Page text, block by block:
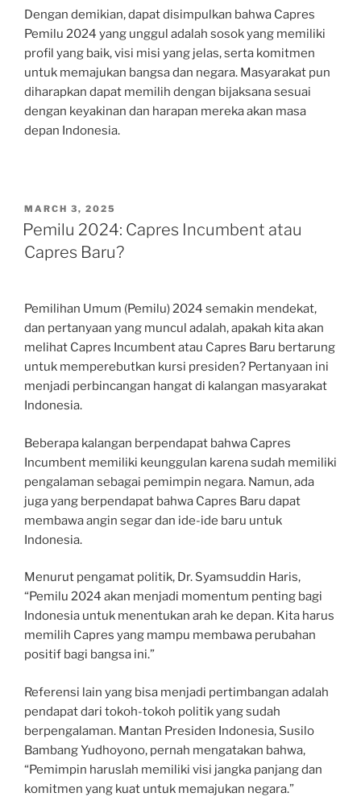
Dengan demikian, dapat disimpulkan bahwa Capres
Pemilu 2024 yang unggul adalah sosok yang memiliki
profil yang baik, visi misi yang jelas, serta komitmen
untuk memajukan bangsa dan negara. Masyarakat pun
diharapkan dapat memilih dengan bijaksana sesuai
dengan keyakinan dan harapan mereka akan masa
depan Indonesia.
POSTED
ON
MARCH 3, 2025
Pemilu 2024: Capres Incumbent atau
Capres Baru?
Pemilihan Umum (Pemilu) 2024 semakin mendekat,
dan pertanyaan yang muncul adalah, apakah kita akan
melihat Capres Incumbent atau Capres Baru bertarung
untuk memperebutkan kursi presiden? Pertanyaan ini
menjadi perbincangan hangat di kalangan masyarakat
Indonesia.
Beberapa kalangan berpendapat bahwa Capres
Incumbent memiliki keunggulan karena sudah memiliki
pengalaman sebagai pemimpin negara. Namun, ada
juga yang berpendapat bahwa Capres Baru dapat
membawa angin segar dan ide-ide baru untuk
Indonesia.
Menurut pengamat politik, Dr. Syamsuddin Haris,
“Pemilu 2024 akan menjadi momentum penting bagi
Indonesia untuk menentukan arah ke depan. Kita harus
memilih Capres yang mampu membawa perubahan
positif bagi bangsa ini.”
Referensi lain yang bisa menjadi pertimbangan adalah
pendapat dari tokoh-tokoh politik yang sudah
berpengalaman. Mantan Presiden Indonesia, Susilo
Bambang Yudhoyono, pernah mengatakan bahwa,
“Pemimpin haruslah memiliki visi jangka panjang dan
komitmen yang kuat untuk memajukan negara.”